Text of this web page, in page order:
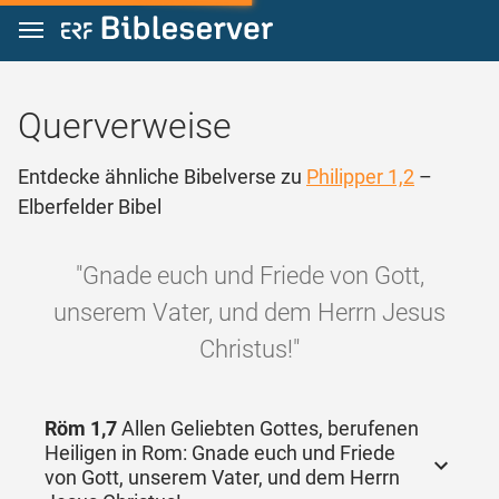
Zum Inhalt springen
Querverweise
Entdecke ähnliche Bibelverse zu Philipper 1,2 –
Elberfelder Bibel
"Gnade euch und Friede von Gott,
unserem Vater, und dem Herrn Jesus
Christus!"
Röm 1,7Allen Geliebten Gottes, berufenen
Heiligen in Rom: Gnade euch und Friede
von Gott, unserem Vater, und dem Herrn